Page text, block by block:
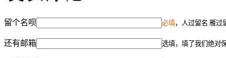
留个名呗 必填，人过留名 雁过
还有邮箱 选填，填了我们绝对